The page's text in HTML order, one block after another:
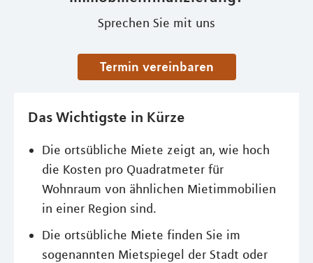
Sprechen Sie mit uns
Termin vereinbaren
Das Wichtigste in Kürze
Die ortsübliche Miete zeigt an, wie hoch
die Kosten pro Quadratmeter für
Wohnraum von ähnlichen Mietimmobilien
in einer Region sind.
Die ortsübliche Miete finden Sie im
sogenannten Mietspiegel der Stadt oder